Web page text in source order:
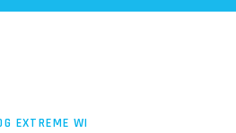
EXTREME WI